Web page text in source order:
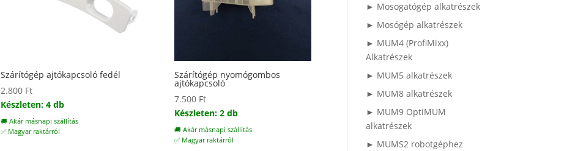
Szárítógép ajtókapcsoló fedél
2.800 Ft
Készleten: 4 db
🚚 Akár másnapi szállítás
✅ Magyar raktárról
Szárítógép nyomógombos
ajtókapcsoló
7.500 Ft
Készleten: 2 db
🚚 Akár másnapi szállítás
✅ Magyar raktárról
► Mosogatógép alkatrészek
► Mosógép alkatrészek
► MUM4 (ProfiMixx)
Alkatrészek
► MUM5 alkatrészek
► MUM8 alkatrészek
► MUM9 OptiMUM
alkatrészek
► MUMS2 robotgéphez